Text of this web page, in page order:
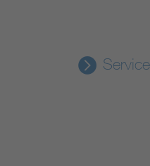
Service